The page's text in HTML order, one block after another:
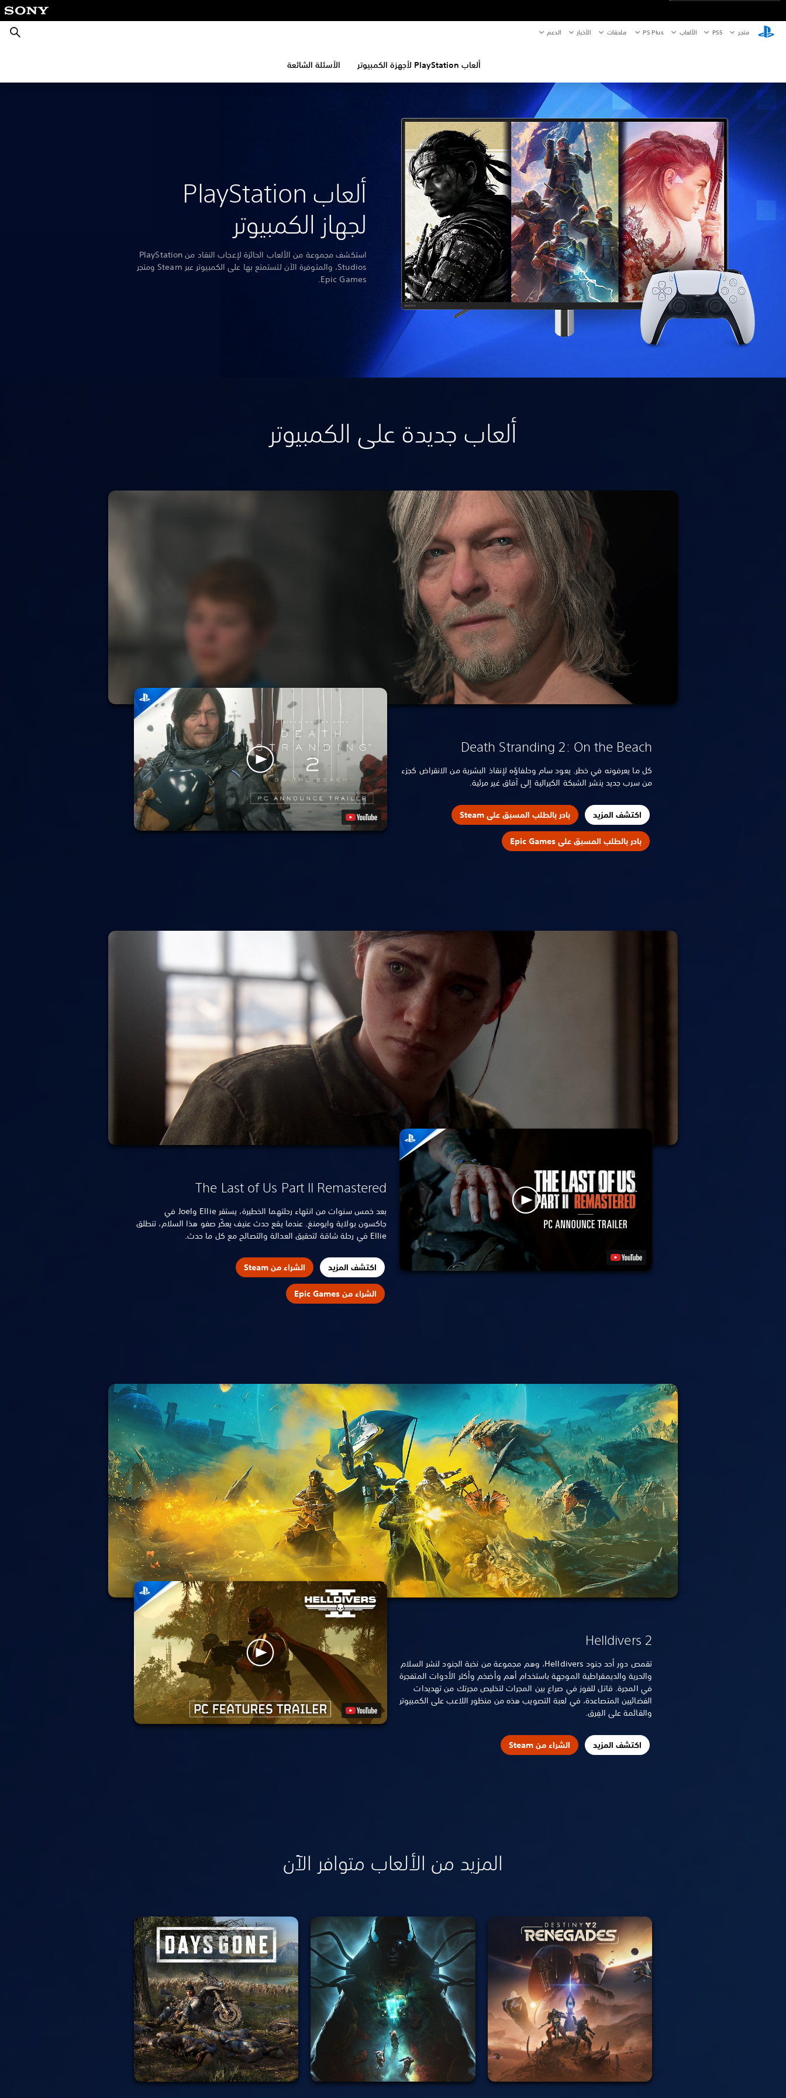
متجر PS5‏ الألعاب PS Plus ملحقات الأخبار الدعم بحث
ألعاب PlayStation لأجهزة الكمبيوتر الأسئلة الشائعة
ألعاب PlayStation
لجهاز الكمبيوتر
استكشف مجموعة من الألعاب الحائزة لإعجاب النقاد من PlayStation
Studios، والمتوفرة الآن لتستمتع بها على الكمبيوتر عبر Steam ومتجر
Epic Games.
ألعاب جديدة على الكمبيوتر
Death Stranding 2: On the Beach
كل ما يعرفونه في خطر. يعود سام وحلفاؤه لإنقاذ البشرية من الانقراض كجزء
من سرب جديد ينشر الشبكة الكيرالية إلى آفاق غير مرئية.
اكتشف المزيد بادر بالطلب المسبق على Steam
بادر بالطلب المسبق على Epic Games
The Last of Us Part II Remastered
بعد خمس سنوات من انتهاء رحلتهما الخطيرة، يستقر Ellie وJoel في
جاكسون بولاية وايومنغ. عندما يقع حدث عنيف يعكّر صفو هذا السلام، تنطلق
Ellie في رحلة شاقة لتحقيق العدالة والتصالح مع كل ما حدث.
اكتشف المزيد الشراء من Steam
الشراء من Epic Games
Helldivers 2
تقمص دور أحد جنود Helldivers، وهم مجموعة من نخبة الجنود لنشر السلام
والحرية والديمقراطية الموجهة باستخدام أهم وأضخم وأكثر الأدوات المتفجرة
في المجرة. قاتل للفوز في صراع بين المجرات لتخليص مجرتك من تهديدات
الفضائيين المتصاعدة، في لعبة التصويب هذه من منظور اللاعب على الكمبيوتر
والقائمة على الفِرق.
اكتشف المزيد الشراء من Steam
المزيد من الألعاب متوافر الآن